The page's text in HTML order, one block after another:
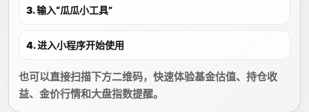
3. 输入“瓜瓜小工具”
4. 进入小程序开始使用
也可以直接扫描下方二维码，快速体验基金估值、持仓收
益、金价行情和大盘指数提醒。